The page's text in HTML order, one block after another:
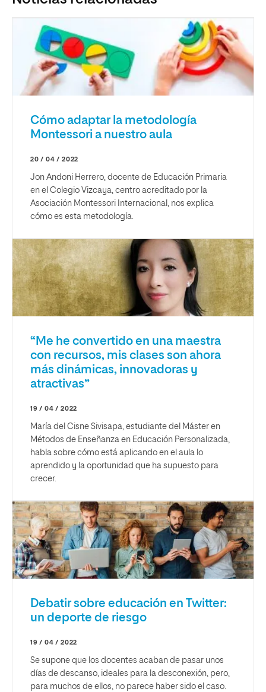
Cómo adaptar la metodología
Montessori a nuestro aula
20 / 04 / 2022
Jon Andoni Herrero, docente de Educación Primaria
en el Colegio Vizcaya, centro acreditado por la
Asociación Montessori Internacional, nos explica
cómo es esta metodología.
“Me he convertido en una maestra
con recursos, mis clases son ahora
más dinámicas, innovadoras y
atractivas”
19 / 04 / 2022
María del Cisne Sivisapa, estudiante del Máster en
Métodos de Enseñanza en Educación Personalizada,
habla sobre cómo está aplicando en el aula lo
aprendido y la oportunidad que ha supuesto para
crecer.
Debatir sobre educación en Twitter:
un deporte de riesgo
19 / 04 / 2022
Se supone que los docentes acaban de pasar unos
días de descanso, ideales para la desconexión, pero,
para muchos de ellos, no parece haber sido el caso.